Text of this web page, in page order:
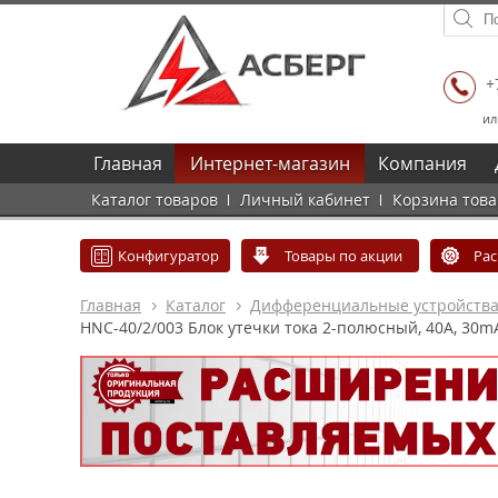
Главная Интернет-магазин
Каталог товаров Личный кабинет Корзина
Компания
Конфигуратор Товары по акции
Главная Каталог
Дифференциальные устройства
HNC-40/2/003 Блок утечки тока 2-полюсный, 40A,